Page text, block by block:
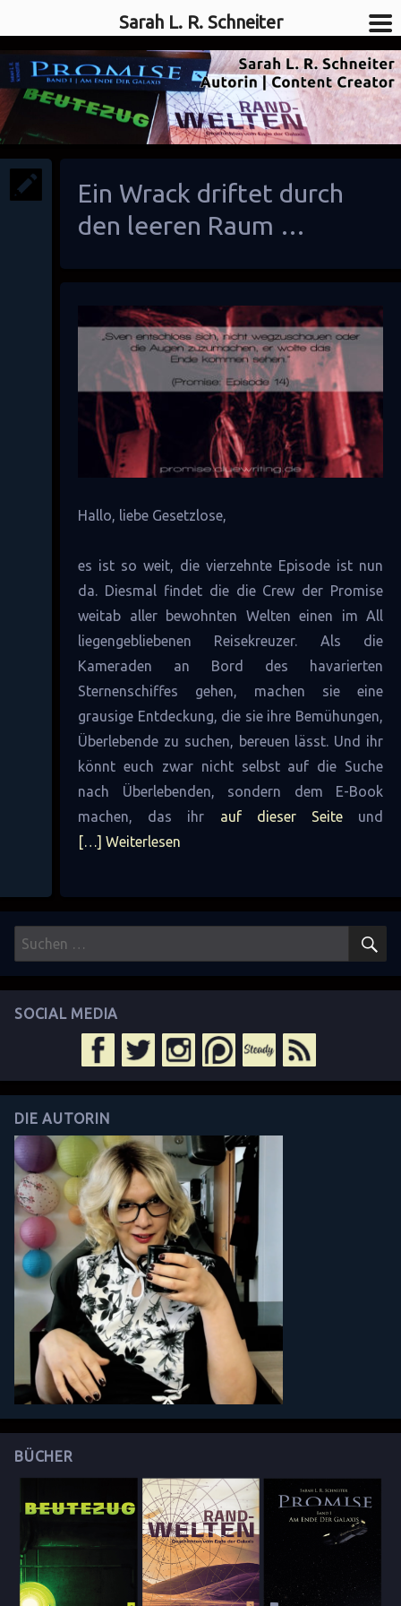
Sarah L. R. Schneiter
SciFi-Autorin
Ein Wrack driftet durch
den leeren Raum …
Hallo, liebe Gesetzlose,
es ist so weit, die vierzehnte Episode ist nun
da. Diesmal findet die die Crew der Promise
weitab aller bewohnten Welten einen im All
liegengebliebenen Reisekreuzer. Als die
Kameraden an Bord des havarierten
Sternenschiffes gehen, machen sie eine
grausige Entdeckung, die sie ihre Bemühungen,
Überlebende zu suchen, bereuen lässt. Und ihr
könnt euch zwar nicht selbst auf die Suche
nach Überlebenden, sondern dem E-Book
machen, das ihr auf dieser Seiteund
[…] Weiterlesen
Suchen
nach:
SOCIAL MEDIA
DIE AUTORIN
BÜCHER
Sarah L. R. Schneiter